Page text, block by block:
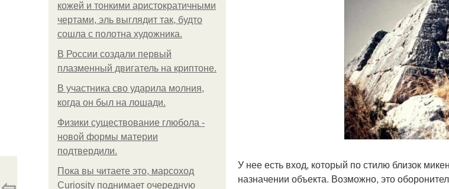
кожей и тонкими аристократичными
чертами, эль выглядит так, будто
сошла с полотна художника.
В России создали первый
плазменный двигатель на криптоне.
В участника сво ударила молния,
когда он был на лошади.
Физики существование глюбола -
новой формы материи
подтвердили.
Пока вы читаете это, марсоход
Curiosity поднимает очередную
У нее есть вход, который по стилю близок
назначении объекта. Возможно, это